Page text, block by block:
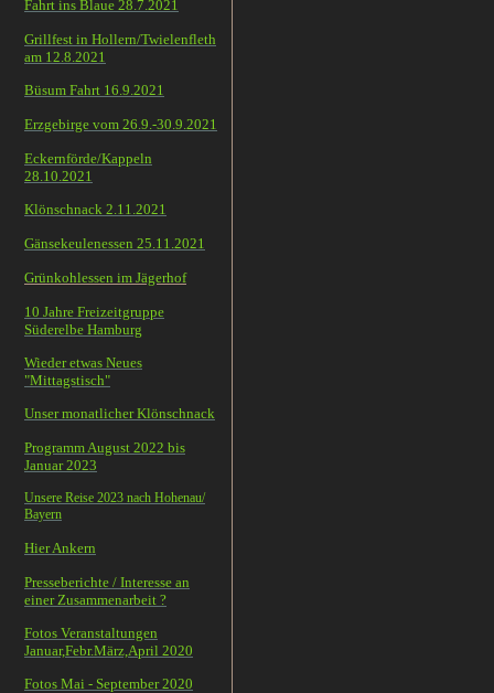
Fahrt ins Blaue 28.7.2021
Grillfest in Hollern/Twielenfleth
am 12.8.2021
Büsum Fahrt 16.9.2021
Erzgebirge vom 26.9.-30.9.2021
Eckernförde/Kappeln
28.10.2021
Klönschnack 2.11.2021
Gänsekeulenessen 25.11.2021
Grünkohlessen im Jägerhof
10 Jahre Freizeitgruppe
Süderelbe Hamburg
Wieder etwas Neues
"Mittagstisch"
Unser monatlicher Klönschnack
Programm August 2022 bis
Januar 2023
Unsere Reise 2023 nach Hohenau/
Bayern
Hier Ankern
Presseberichte / Interesse an
einer Zusammenarbeit ?
Fotos Veranstaltungen
Januar,Febr.März,April 2020
Fotos Mai - September 2020